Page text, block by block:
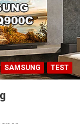
SAMSUNG TEST